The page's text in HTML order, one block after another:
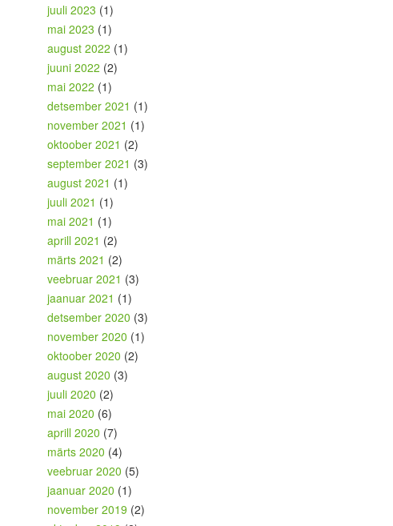
juuli 2023 (1)
mai 2023 (1)
august 2022 (1)
juuni 2022 (2)
mai 2022 (1)
detsember 2021 (1)
november 2021 (1)
oktoober 2021 (2)
september 2021 (3)
august 2021 (1)
juuli 2021 (1)
mai 2021 (1)
aprill 2021 (2)
märts 2021 (2)
veebruar 2021 (3)
jaanuar 2021 (1)
detsember 2020 (3)
november 2020 (1)
oktoober 2020 (2)
august 2020 (3)
juuli 2020 (2)
mai 2020 (6)
aprill 2020 (7)
märts 2020 (4)
veebruar 2020 (5)
jaanuar 2020 (1)
november 2019 (2)